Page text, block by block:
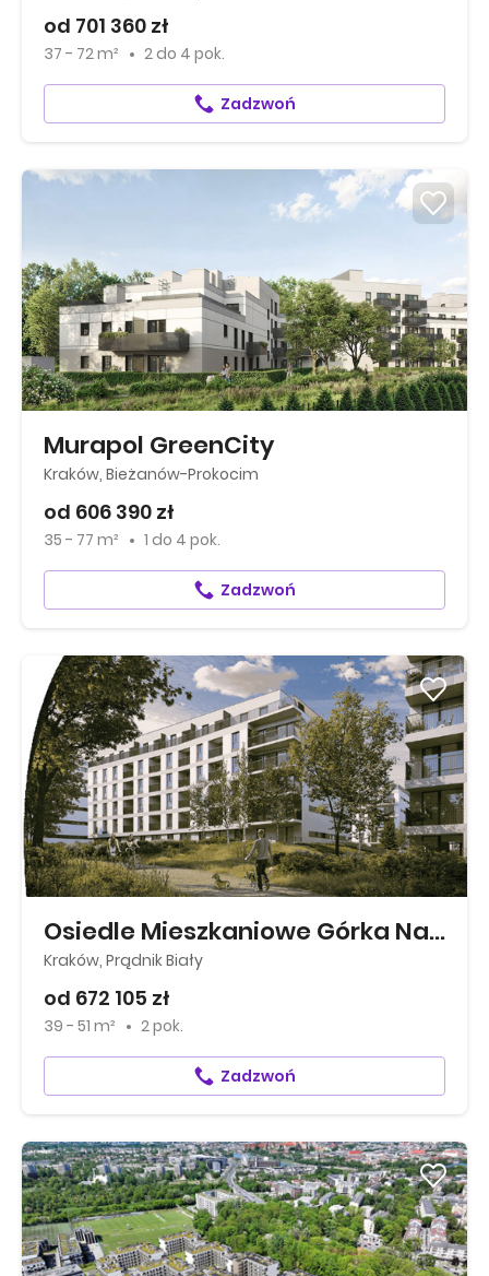
od 701 360 zł
37 - 72 m² 2 do 4 pok.
Zadzwoń
Murapol GreenCity
Kraków, Bieżanów-Prokocim
od 606 390 zł
35 - 77 m² 1 do 4 pok.
Zadzwoń
Osiedle Mieszkaniowe Górka Narodowa
Kraków, Prądnik Biały
od 672 105 zł
39 - 51 m² 2 pok.
Zadzwoń